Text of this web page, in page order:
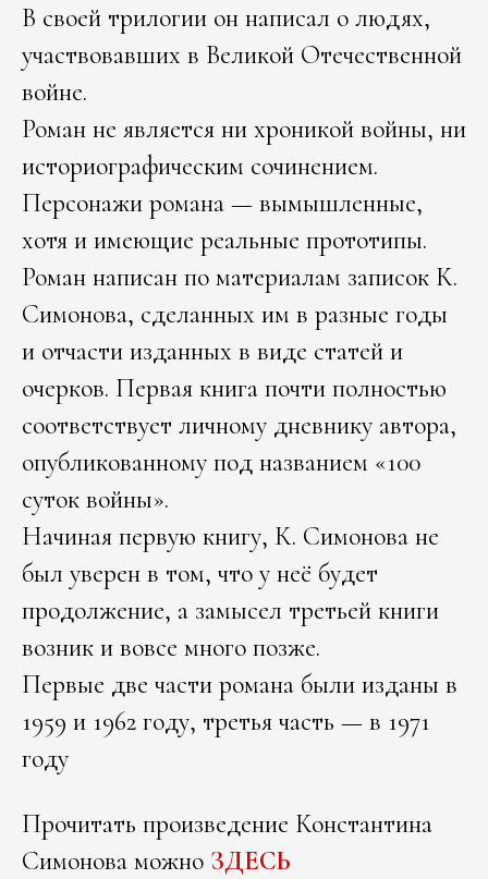
В своей трилогии он написал о людях,
участвовавших в Великой Отечественной
войне.
Роман не является ни хроникой войны, ни
историографическим сочинением.
Персонажи романа — вымышленные,
хотя и имеющие реальные прототипы.
Роман написан по материалам записок К.
Симонова, сделанных им в разные годы
и отчасти изданных в виде статей и
очерков. Первая книга почти полностью
соответствует личному дневнику автора,
опубликованному под названием «100
суток войны».
Начиная первую книгу, К. Симонова не
был уверен в том, что у неё будет
продолжение, а замысел третьей книги
возник и вовсе много позже.
Первые две части романа были изданы в
1959 и 1962 году, третья часть — в 1971
году
Прочитать произведение Константина
Симонова можно ЗДЕСЬ